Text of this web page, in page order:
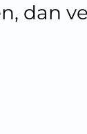
dan